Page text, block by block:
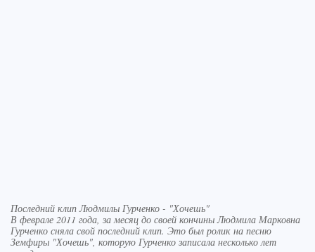
Последний клип Людмилы Гурченко - "Хочешь"
В феврале 2011 года, за месяц до своей кончины Людмила Марковна
Гурченко сняла свой последний клип. Это был ролик на песню
Земфиры "Хочешь", которую Гурченко записала несколько лет